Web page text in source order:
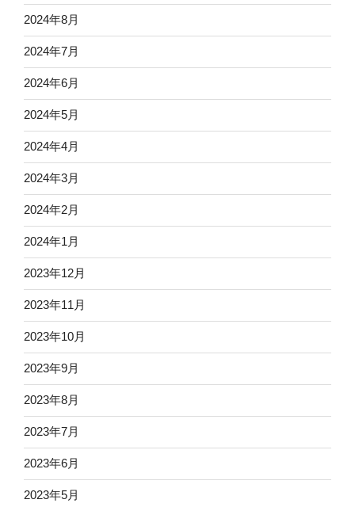
2024年8月
2024年7月
2024年6月
2024年5月
2024年4月
2024年3月
2024年2月
2024年1月
2023年12月
2023年11月
2023年10月
2023年9月
2023年8月
2023年7月
2023年6月
2023年5月